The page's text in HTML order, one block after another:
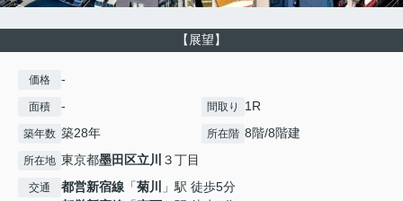
【展望】
価格 -
面積 - 間取り 1R
築年数 築28年 所在階 8階/8階建
所在地 東京都墨田区立川 ３丁目
交通 都営新宿線 「菊川
」駅 徒歩5分